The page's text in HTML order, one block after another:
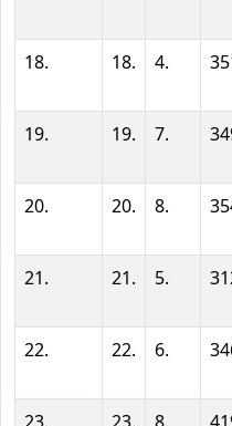
18. 18. 4.
19. 19. 7.
20. 20. 8.
21. 21. 5.
22. 22. 6.